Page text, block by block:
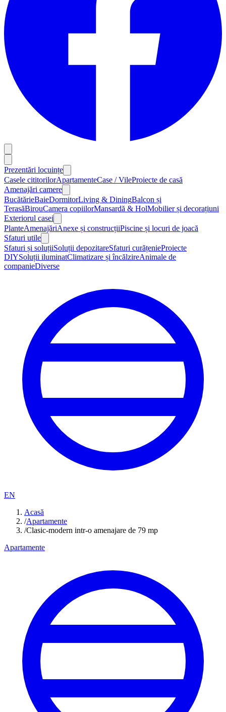
Prezentări locuințe
Casele cititorilorApartamenteCase / VileProiecte de casă
Amenajări camere
BucătărieBaieDormitorLiving & DiningBalcon și
TerasăBirouCamera copiilorMansardă & HolMobilier și decorațiuni
Exteriorul casei
PlanteAmenajăriAnexe și construcțiiPiscine și locuri de joacă
Sfaturi utile
Sfaturi și soluțiiSoluții depozitareSfaturi curățenieProiecte
DIYSoluții iluminatClimatizare și încălzireAnimale de
companieDiverse
EN
Acasă
/Apartamente
/Clasic-modern intr-o amenajare de 79 mp
Apartamente